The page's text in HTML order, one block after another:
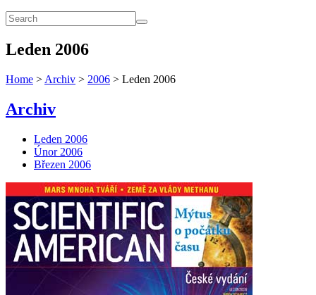
Leden 2006
Home > Archiv > 2006 > Leden 2006
Archiv
Leden 2006
Únor 2006
Březen 2006